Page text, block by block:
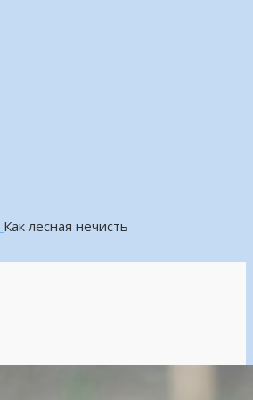
Как лесная нечисть